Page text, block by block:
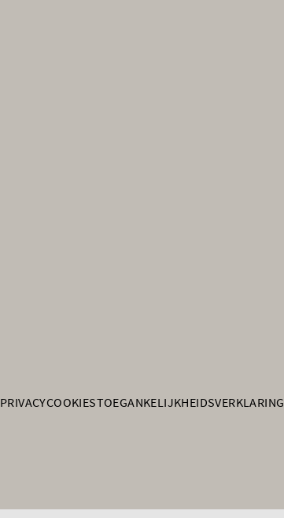
PRIVACYCOOKIESTOEGANKELIJKHEIDSVERKLARING